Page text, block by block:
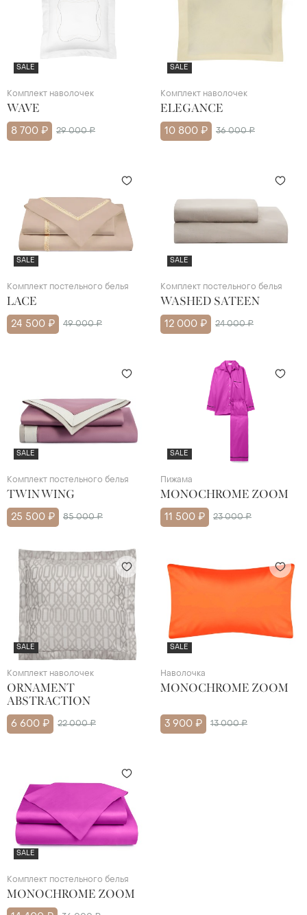
SALE
Комплект наволочек
WAVE
8 700 ₽ 29 000 ₽
SALE
Комплект наволочек
ELEGANCE
10 800 ₽ 36 000 ₽
SALE
Комплект постельного белья
LACE
24 500 ₽ 49 000 ₽
SALE
Комплект постельного белья
WASHED SATEEN
12 000 ₽ 24 000 ₽
SALE
Комплект постельного белья
TWIN WING
25 500 ₽ 85 000 ₽
SALE
Пижама
MONOCHROME ZOOM
11 500 ₽ 23 000 ₽
SALE
Комплект наволочек
ORNAMENT
ABSTRACTION
6 600 ₽ 22 000 ₽
SALE
Наволочка
MONOCHROME ZOOM
3 900 ₽ 13 000 ₽
SALE
Комплект постельного белья
MONOCHROME ZOOM